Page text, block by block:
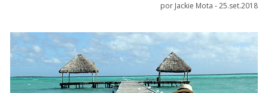
por Jackie Mota -25.set.2018